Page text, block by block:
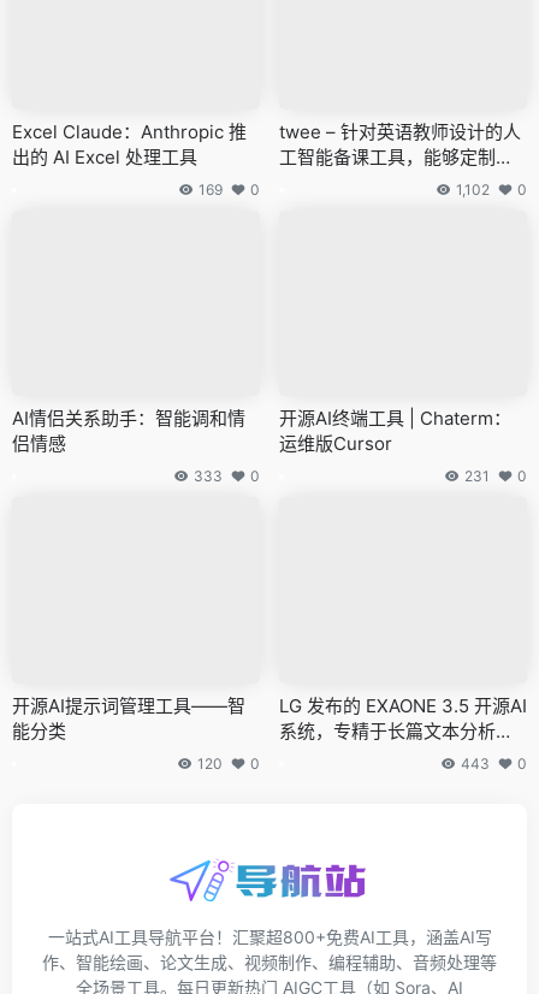
Excel Claude：Anthropic 推
出的 AI Excel 处理工具
169 0
twee – 针对英语教师设计的人
工智能备课工具，能够定制创
建教学资源和练习题
1,102 0
AI情侣关系助手：智能调和情
侣情感
333 0
开源AI终端工具 | Chaterm：
运维版Cursor
231 0
开源AI提示词管理工具——智
能分类
120 0
LG 发布的 EXAONE 3.5 开源AI
系统，专精于长篇文本分析并
减少模型出现幻觉的问题
443 0
一站式AI工具导航平台！汇聚超800+免费AI工具，涵盖AI写
作、智能绘画、论文生成、视频制作、编程辅助、音频处理等
全场景工具。每日更新热门 AIGC工具（如 Sora、AI